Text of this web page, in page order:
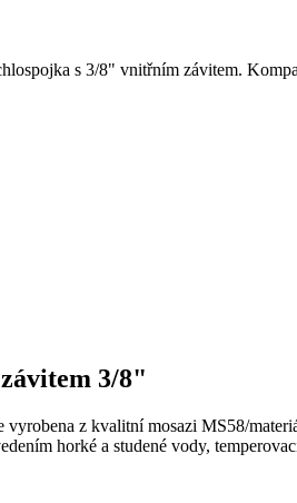
s 3/8" vnitřním závitem.
3/8"
z kvalitní mosazi MS58/
horké a studené vody,